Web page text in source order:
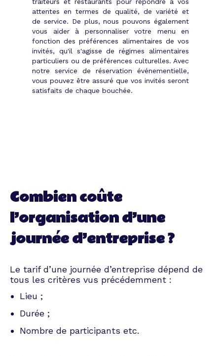
attentes en termes de qualité, de variété et
de service. De plus, nous pouvons également
vous aider à personnaliser votre menu en
fonction des préférences alimentaires de vos
invités, qu'il s'agisse de régimes alimentaires
particuliers ou de préférences culturelles. Avec
notre service de réservation événementielle,
vous pouvez être assuré que vos invités seront
satisfaits de chaque bouchée.
Combien coûte
l’organisation d’une
journée d’entreprise ?
Le tarif d’une journée d’entreprise dépend de
tous les critères vus précédemment :
Lieu ;
Durée ;
Nombre de participants etc.